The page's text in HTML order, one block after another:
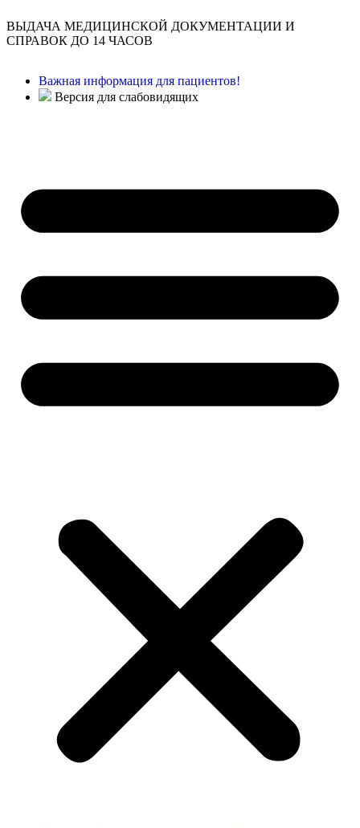
ВЫДАЧА МЕДИЦИНСКОЙ ДОКУМЕНТАЦИИ И
СПРАВОК ДО 14 ЧАСОВ
Важная информация для пациентов!
Версия для слабовидящих